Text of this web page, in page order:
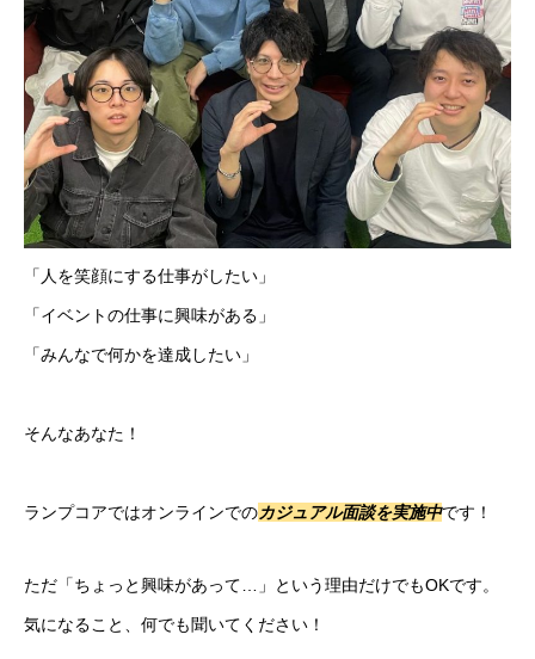
「人を笑顔にする仕事がしたい」
「イベントの仕事に興味がある」
「みんなで何かを達成したい」
そんなあなた！
ランプコアではオンラインでのカジュアル面談を実施中です！
ただ「ちょっと興味があって…」という理由だけでもOKです。
気になること、何でも聞いてください！